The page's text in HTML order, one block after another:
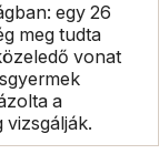
egy 26
meg tudta
vonat
a
vizsgálják.